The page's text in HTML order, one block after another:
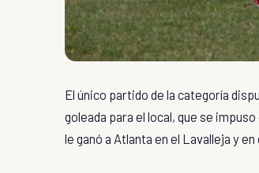
El único partido de la categoría
goleada para el local, que se
le ganó a Atlanta en el Lavalleja y